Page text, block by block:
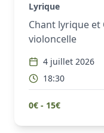
Lyrique
Chant lyrique et
violoncelle
4 juillet 2026
18:30
0€ - 15€